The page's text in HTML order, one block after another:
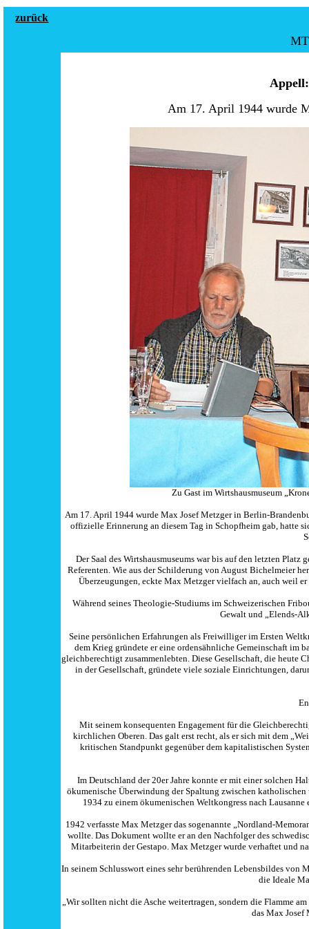
zurück
Am 17. April 1944 wurde
Zu Gast im Wirtshausmuseum
Am 17. April 1944 wurde Max Josef Metzger in Berlin-
offizielle Erinnerung an diesem Tag in Schopfheim gab, hatte
Der Saal des Wirtshausmuseums war bis auf den letzten
Referenten. Wie aus der Schilderung von August Bichelmeier
Überzeugungen, eckte Max Metzger vielfach an, auch weil
Während seines Theologie-Studiums im Schweizerischen
Gewalt und „Elends-
Seine persönlichen Erfahrungen als Freiwilliger im Ersten
dem Krieg gründete er eine ordensähnliche Gemeinschaft im
gleichberechtigt zusammenlebten. Diese Gesellschaft, die
in der Gesellschaft, gründete viele soziale Einrichtungen,
Mit seinem konsequenten Engagement für die
kirchlichen Oberen. Das galt erst recht, als er sich mit dem
kritischen Standpunkt gegenüber dem kapitalistischen
Im Deutschland der 20er Jahre konnte er mit einer solchen
ökumenische Überwindung der Spaltung zwischen
1934 zu einem ökumenischen Weltkongress nach
1942 verfasste Max Metzger das sogenannte „Nordland-
wollte. Das Dokument wollte er an den Nachfolger des
Mitarbeiterin der Gestapo. Max Metzger wurde verhaftet und
In seinem Schlusswort eines sehr berührenden Lebensbildes von
die Ideale
„Wir sollten nicht die Asche weitertragen, sondern die Flamme
das Max Josef